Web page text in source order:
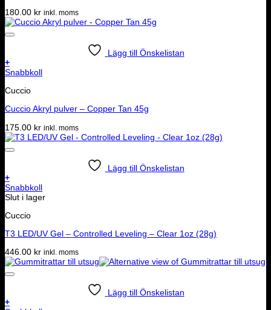
180.00 kr inkl. moms
Lägg till Önskelistan
+
Snabbkoll
Cuccio
Cuccio Akryl pulver – Copper Tan 45g
175.00 kr inkl. moms
Lägg till Önskelistan
+
Snabbkoll
Slut i lager
Cuccio
T3 LED/UV Gel – Controlled Leveling – Clear 1oz (28g)
446.00 kr inkl. moms
Lägg till Önskelistan
+